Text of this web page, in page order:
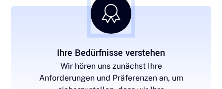
Ihre Bedürfnisse verstehen
Wir hören uns zunächst Ihre
Anforderungen und Präferenzen an, um